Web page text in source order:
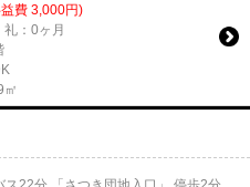
費 3,000円)
礼：0ヶ月
㎡